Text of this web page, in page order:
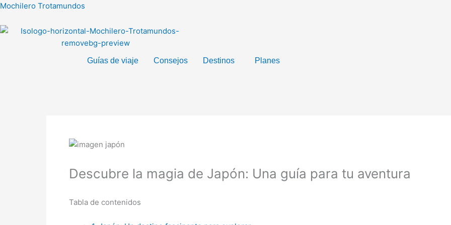
Ir
contenido
Mochilero Trotamundos
Guías de viaje Consejos Destinos Planes
Descubre la magia de Japón: Una guía para tu aventura
Tabla de contenidos